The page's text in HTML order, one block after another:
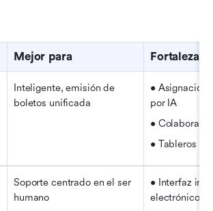
Mejor para Fortalezas
Inteligente, emisión de
boletos unificada
• Asignación
por IA
•
• Tableros
Soporte centrado en el ser
humano
• Interfaz
electrónico